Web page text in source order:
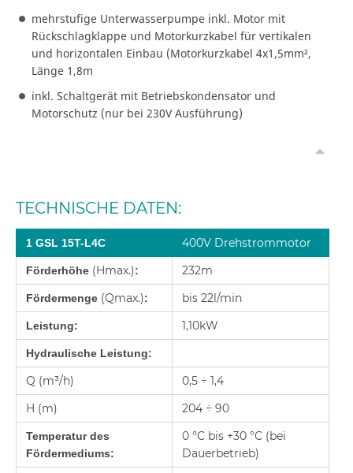
mehrstufige Unterwasserpumpe inkl. Motor mit
Rückschlagklappe und Motorkurzkabel für vertikalen
und horizontalen Einbau (Motorkurzkabel 4x1,5mm²,
Länge 1,8m
inkl. Schaltgerät mit Betriebskondensator und
Motorschutz (nur bei 230V Ausführung)
TECHNISCHE DATEN:
1 GSL 15T-L4C 400V Drehstrommotor
Förderhöhe (Hmax.): 232m
Fördermenge (Qmax.): bis 22l/min
Leistung: 1,10kW
Hydraulische Leistung:
Q (m³/h)
0,5 ÷ 1,4
H (m)
204 ÷ 90
Temperatur des
Fördermediums:
0 °C bis +30 °C (bei
Dauerbetrieb)